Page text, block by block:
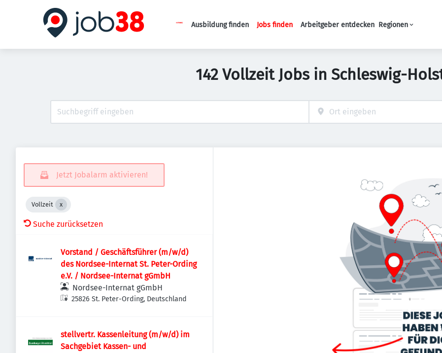
Haupt-Navigation
Ausbildung finden Jobs finden Arbeitgeber entdecken Regionen
142 Vollzeit Jobs in Schleswig-
Jetzt Jobalarm aktivieren!
Vollzeit
Suche zurücksetzen
Vorstand / Geschäftsführer (m/w/d)
des Nordsee-Internat St. Peter-Ording
e.V. / Nordsee-Internat gGmbH
Nordsee-Internat gGmbH
25826 St. Peter-Ording, Deutschland
stellvertr. Kassenleitung (m/w/d) im
Sachgebiet Kassen- und